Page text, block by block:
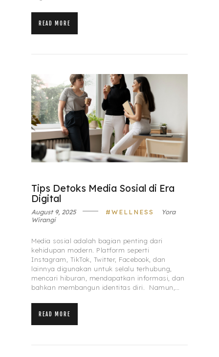
READ MORE
Tips Detoks Media Sosial di Era
Digital
August 9, 2025 WELLNESS
Yora
Wirangi
Media sosial adalah bagian penting dari
kehidupan modern. Platform seperti
Instagram, TikTok, Twitter, Facebook, dan
lainnya digunakan untuk selalu terhubung,
mencari hiburan, mendapatkan informasi, dan
bahkan membangun identitas diri. Namun,…
READ MORE